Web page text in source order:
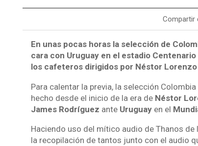
Compartir
En unas pocas horas la selección de
cara con Uruguay en el estadio
los cafeteros dirigidos por Néstor
Para calentar la previa, la selección
hecho desde el inicio de la era deNéstor
James Rodríguez ante Uruguayen el
Haciendo uso del mítico audio de Thanos de
la recopilación de tantos junto con el audio